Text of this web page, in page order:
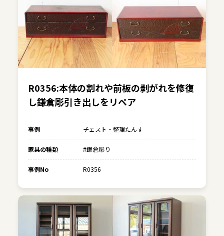
R0356:本体の割れや前板の剥がれを修復
し鎌倉彫引き出しをリペア
事例 チェスト・整理たんす
家具の種類 #鎌倉彫り
事例No R0356